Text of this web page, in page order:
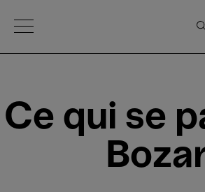
Open Menu
Ce qui se